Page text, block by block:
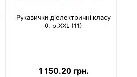
Рукавички діелектричні класу
0, р.XXL (11)
1 150.20 грн.